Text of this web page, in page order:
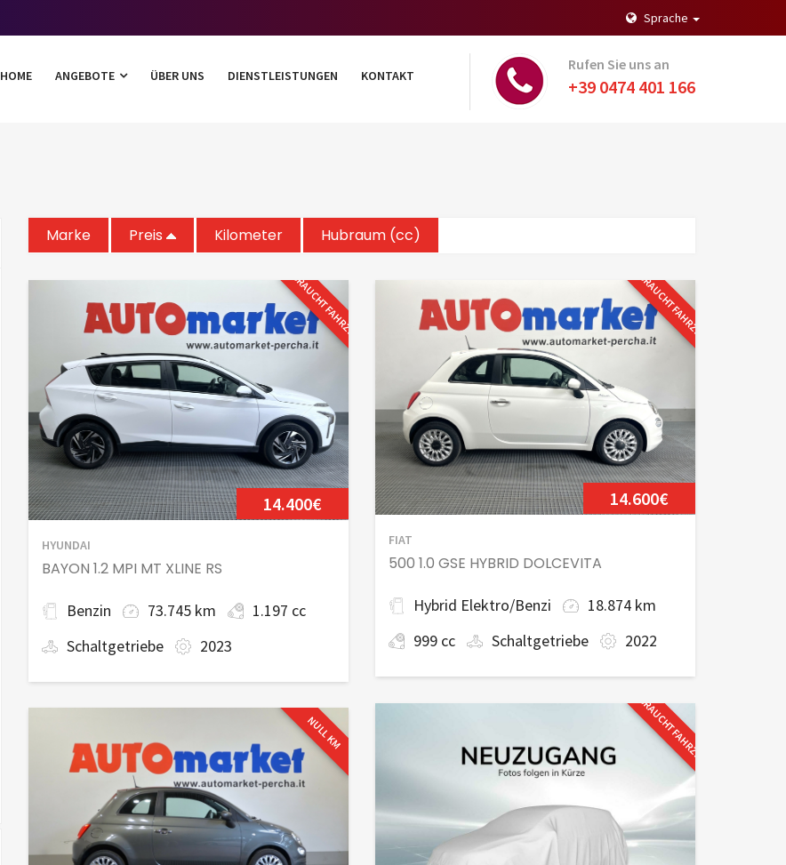
Sprache
HOME ANGEBOTE ÜBER UNS DIENSTLEISTUNGEN KONTAKT
Rufen Sie uns an
+39 0474 401 166
Marke Preis Kilometer Hubraum (cc)
GEBRAUCHTFAHRZEUG
14.400€
HYUNDAI
BAYON 1.2 MPI MT XLINE RS
Benzin 73.745 km
1.197 cc
Schaltgetriebe
2023
GEBRAUCHTFAHRZEUG
14.600€
FIAT
500 1.0 GSE HYBRID DOLCEVITA
Hybrid Elektro/Benzi
18.874 km
999 cc
Schaltgetriebe 2022
GEBRAUCHTFAHRZEUG
NULL KM